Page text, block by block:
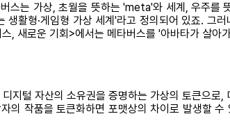
스는 가상, 초월을 뜻하는 'meta'와 세계, 우주를
활형·게임형 가상 세계'라고 정의되어 있죠. 그
새로운 기회>에서는 메타버스를 '아바타가 살아
털 자산의 소유권을 증명하는 가상의 토큰으로,
의 작품을 토큰화하면 포맷상의 차이로 발생할